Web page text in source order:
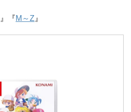
』『M～Z 』